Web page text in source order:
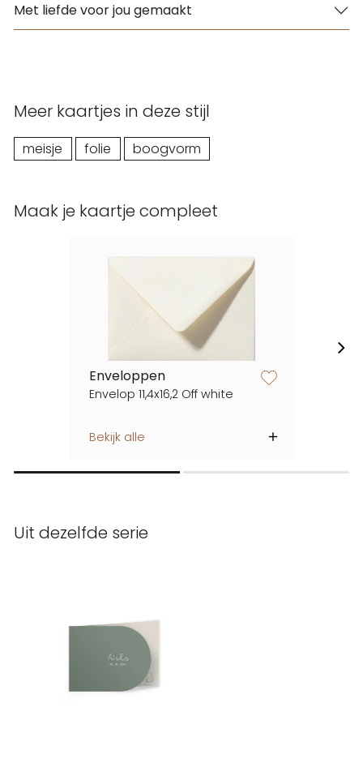
Met liefde voor jou gemaakt
Meer kaartjes in deze stijl
meisje folie boogvorm
Maak je kaartje compleet
Enveloppen
Envelop 11,4x16,2 Off white
Bekijk alle
Uit dezelfde serie